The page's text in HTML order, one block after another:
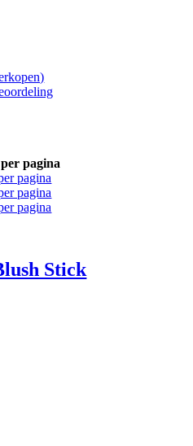
pagina
pagina
pagina
pagina
Stick